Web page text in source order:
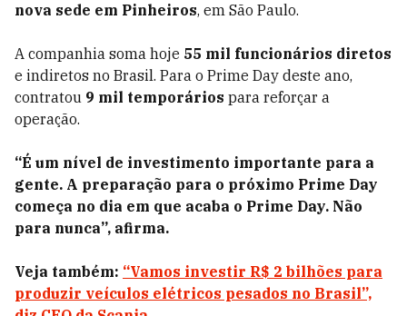
nova sede em Pinheiros, em São Paulo.
A companhia soma hoje 55 mil funcionários diretos
e indiretos no Brasil. Para o Prime Day deste ano,
contratou 9 mil temporários para reforçar a
operação.
“É um nível de investimento importante para a
gente. A preparação para o próximo Prime Day
começa no dia em que acaba o Prime Day. Não
para nunca”, afirma.
Veja também: “Vamos investir R$ 2 bilhões para
produzir veículos elétricos pesados no Brasil”,